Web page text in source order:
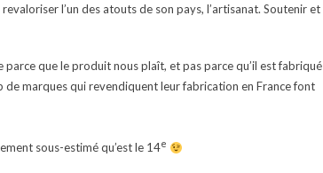
l’un des atouts de son pays, l’artisanat. Soutenir et
parce que le produit nous plaît, et pas parce qu’il est fabriqué
de marques qui revendiquent leur fabrication en France font
sous-estimé qu’est le 14e